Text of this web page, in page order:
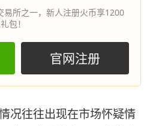
易所之一，新人注册火币享1200
包！
官网注册
况往往出现在市场怀疑情